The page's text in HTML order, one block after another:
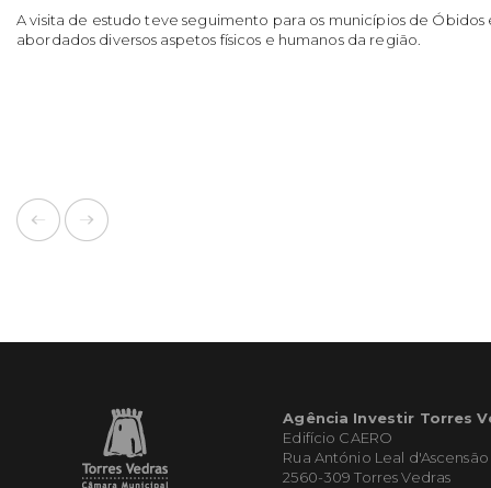
A visita de estudo teve seguimento para os municípios de
abordados diversos aspetos físicos e humanos da região.
Agência Investir Torres
Edifício CAERO
Rua António Leal d'Ascensão
2560-309 Torres Vedras